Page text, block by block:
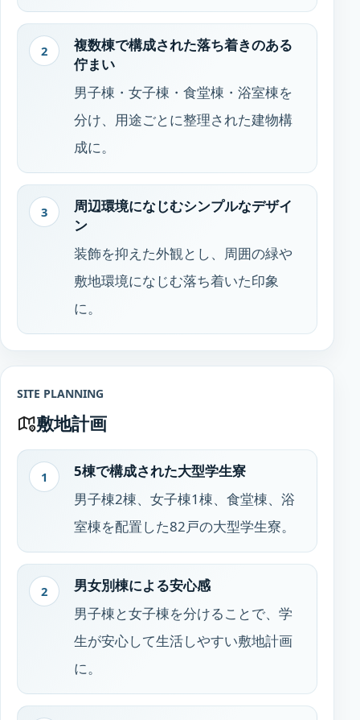
2
複数棟で構成された落ち着きのある
佇まい
男子棟・女子棟・食堂棟・浴室棟を
分け、用途ごとに整理された建物構
成に。
3
周辺環境になじむシンプルなデザイ
ン
装飾を抑えた外観とし、周囲の緑や
敷地環境になじむ落ち着いた印象
に。
SITE PLANNING
敷地計画
1
5棟で構成された大型学生寮
男子棟2棟、女子棟1棟、食堂棟、浴
室棟を配置した82戸の大型学生寮。
2
男女別棟による安心感
男子棟と女子棟を分けることで、学
生が安心して生活しやすい敷地計画
に。